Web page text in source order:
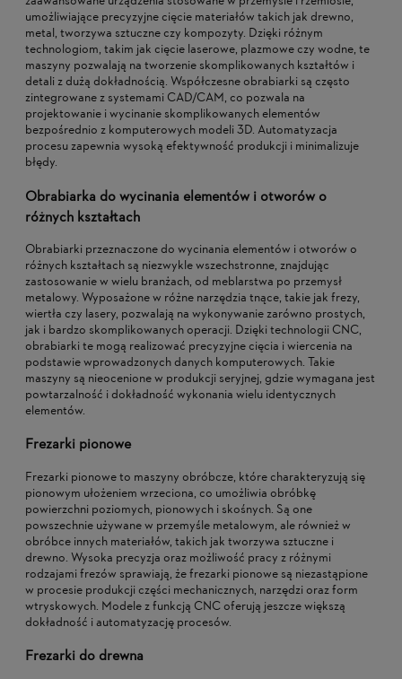
umożliwiające precyzyjne cięcie materiałów takich jak drewno,
metal, tworzywa sztuczne czy kompozyty. Dzięki różnym
technologiom, takim jak cięcie laserowe, plazmowe czy wodne, te
maszyny pozwalają na tworzenie skomplikowanych kształtów i
detali z dużą dokładnością. Współczesne obrabiarki są często
zintegrowane z systemami CAD/CAM, co pozwala na
projektowanie i wycinanie skomplikowanych elementów
bezpośrednio z komputerowych modeli 3D. Automatyzacja
procesu zapewnia wysoką efektywność produkcji i minimalizuje
błędy.
Obrabiarka do wycinania elementów i otworów o
różnych kształtach
Obrabiarki przeznaczone do wycinania elementów i otworów o
różnych kształtach są niezwykle wszechstronne, znajdując
zastosowanie w wielu branżach, od meblarstwa po przemysł
metalowy. Wyposażone w różne narzędzia tnące, takie jak frezy,
wiertła czy lasery, pozwalają na wykonywanie zarówno prostych,
jak i bardzo skomplikowanych operacji. Dzięki technologii CNC,
obrabiarki te mogą realizować precyzyjne cięcia i wiercenia na
podstawie wprowadzonych danych komputerowych. Takie
maszyny są nieocenione w produkcji seryjnej, gdzie wymagana jest
powtarzalność i dokładność wykonania wielu identycznych
elementów.
Frezarki pionowe
Frezarki pionowe to maszyny obróbcze, które charakteryzują się
pionowym ułożeniem wrzeciona, co umożliwia obróbkę
powierzchni poziomych, pionowych i skośnych. Są one
powszechnie używane w przemyśle metalowym, ale również w
obróbce innych materiałów, takich jak tworzywa sztuczne i
drewno. Wysoka precyzja oraz możliwość pracy z różnymi
rodzajami frezów sprawiają, że frezarki pionowe są niezastąpione
w procesie produkcji części mechanicznych, narzędzi oraz form
wtryskowych. Modele z funkcją CNC oferują jeszcze większą
dokładność i automatyzację procesów.
Frezarki do drewna